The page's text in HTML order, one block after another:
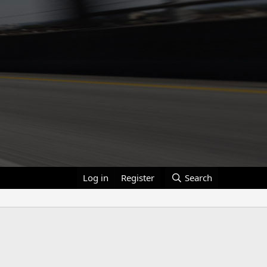
Log in Register Search